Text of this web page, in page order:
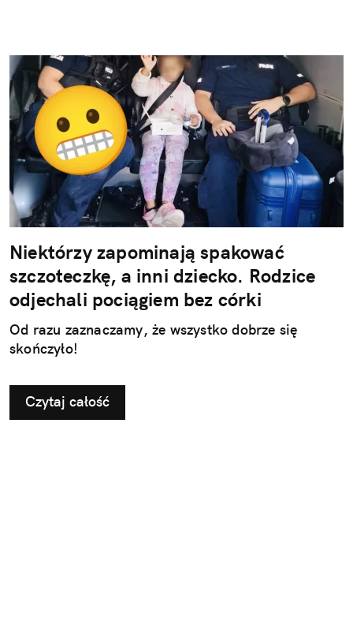
Niektórzy zapominają spakować
szczoteczkę, a inni dziecko. Rodzice
odjechali pociągiem bez córki
Od razu zaznaczamy, że wszystko dobrze się
skończyło!
Czytaj całość